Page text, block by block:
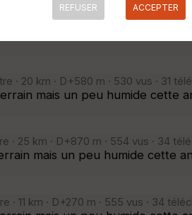
· 16 km · D+460 m · 515 vus · 34
mais un peu humide cette
· 20 km · D+580 m · 530 vus · 31
mais un peu humide cette
· 25 km · D+870 m · 554 vus · 34
mais un peu humide cette
· 11 km · D+270 m · 555 vus · 34
REFUSER ACCEPTER